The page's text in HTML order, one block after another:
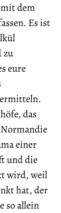
dem
Es ist
zu
eure
das
einer
und die
wird, weil
hat, der
so allein